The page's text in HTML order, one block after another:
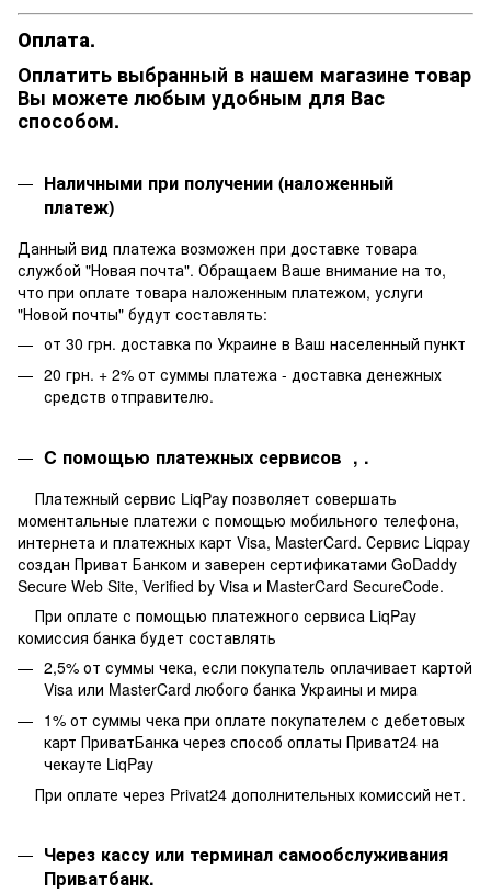
Оплата.
Оплатить выбранный в нашем магазине товар
Вы можете любым удобным для Вас
способом.
Наличными при получении (наложенный
платеж)
Данный вид платежа возможен при доставке товара
службой "Новая почта". Обращаем Ваше внимание на то,
что при оплате товара наложенным платежом, услуги
"Новой почты" будут составлять:
от 30 грн. доставка по Украине в Ваш населенный пункт
20 грн. + 2% от суммы платежа - доставка денежных
средств отправителю.
C помощью платежных сервисов , .
Платежный сервис LiqPay позволяет совершать
моментальные платежи с помощью мобильного телефона,
интернета и платежных карт Visa, MasterCard. Сервис Liqpay
создан Приват Банком и заверен сертификатами GoDaddy
Secure Web Site, Verified by Visa и MasterCard SecureCode.
При оплате с помощью платежного сервиса LiqPay
комиссия банка будет составлять
2,5% от суммы чека, если покупатель оплачивает картой
Visa или MasterCard любого банка Украины и мира
1% от суммы чека при оплате покупателем с дебетовых
карт ПриватБанка через способ оплаты Приват24 на
чекауте LiqPay
При оплате через Privat24 дополнительных комиссий нет.
Через кассу или терминал самообслуживания
Приватбанк.